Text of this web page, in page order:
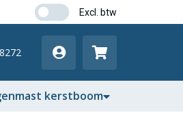
kerstboom